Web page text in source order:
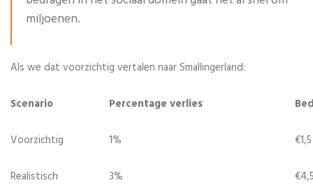
miljoenen.
Als we dat voorzichtig vertalen naar Smallingerland:
Scenario Percentage verlies
Voorzichtig 1%
Realistisch 3%